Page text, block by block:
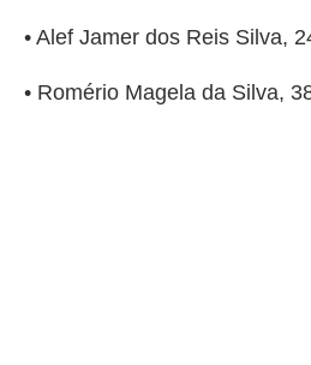
• Alef Jamer dos Reis Silva,
• Romério Magela da Silva,